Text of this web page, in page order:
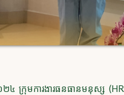
៤ ក្រុមការងារធនធានមនុស្ស